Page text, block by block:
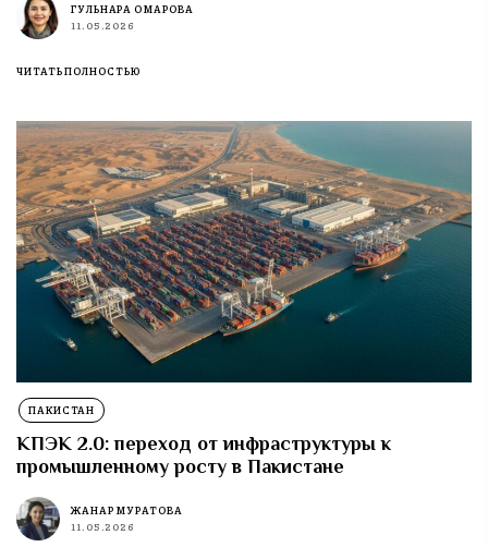
ГУЛЬНАРА ОМАРОВА
11.05.2026
ЧИТАТЬ ПОЛНОСТЬЮ
ПАКИСТАН
КПЭК 2.0: переход от инфраструктуры к
промышленному росту в Пакистане
ЖАНАР МУРАТОВА
11.05.2026